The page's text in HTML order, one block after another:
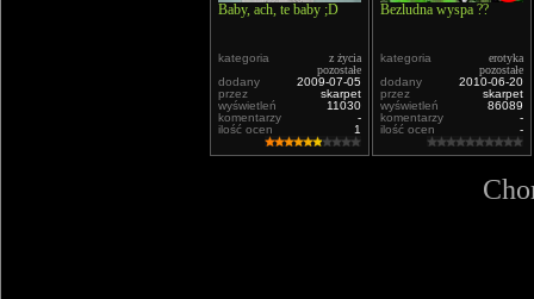
Baby, ach, te baby ;D
kategoria
z życia
pozostałe
dodany
2009-07-05
przez
skarpet
wyświetleń
11030
komentarzy
-
ilość ocen
1
Bezludna wyspa ??
kategoria
erotyka
pozostałe
dodany
2010-06-20
przez
skarpet
wyświetleń
86089
komentarzy
-
ilość ocen
-